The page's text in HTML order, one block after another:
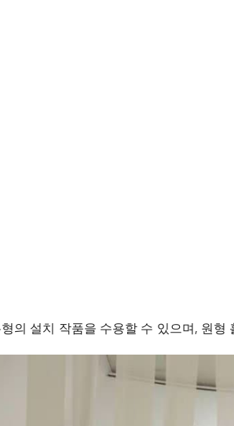
의 설치 작품을 수용할 수 있으며, 원